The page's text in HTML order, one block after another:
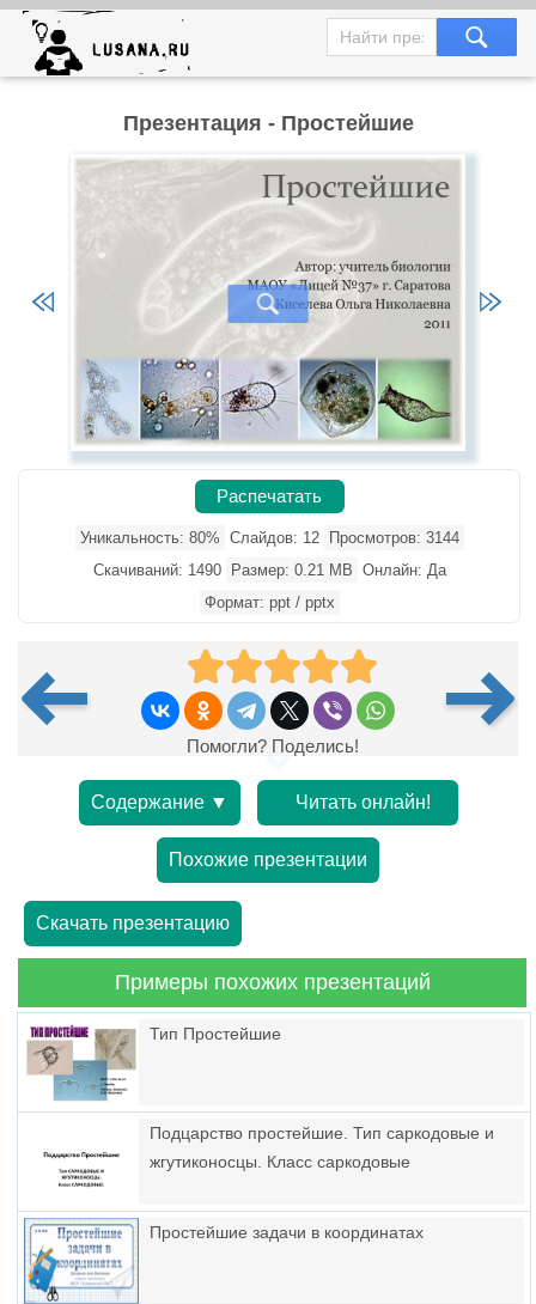
Презентация - Простейшие
Распечатать
Уникальность: 80% Слайдов: 12
Просмотров: 3144
Скачиваний: 1490
Размер: 0.21 MB Онлайн: Да
Формат: ppt / pptx
Помогли? Поделись!
Содержание ▼ Читать онлайн!
Похожие презентации
Скачать презентацию
Примеры похожих презентаций
Тип Простейшие
Подцарство простейшие. Тип саркодовые и
жгутиконосцы. Класс саркодовые
Простейшие задачи в координатах